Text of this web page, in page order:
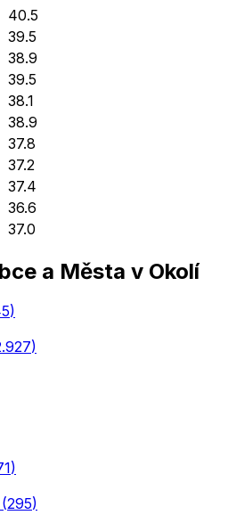
40.5
39.5
38.9
39.5
38.1
38.9
37.8
37.2
37.4
36.6
37.0
a Města v Okolí
)
)
)
(295)